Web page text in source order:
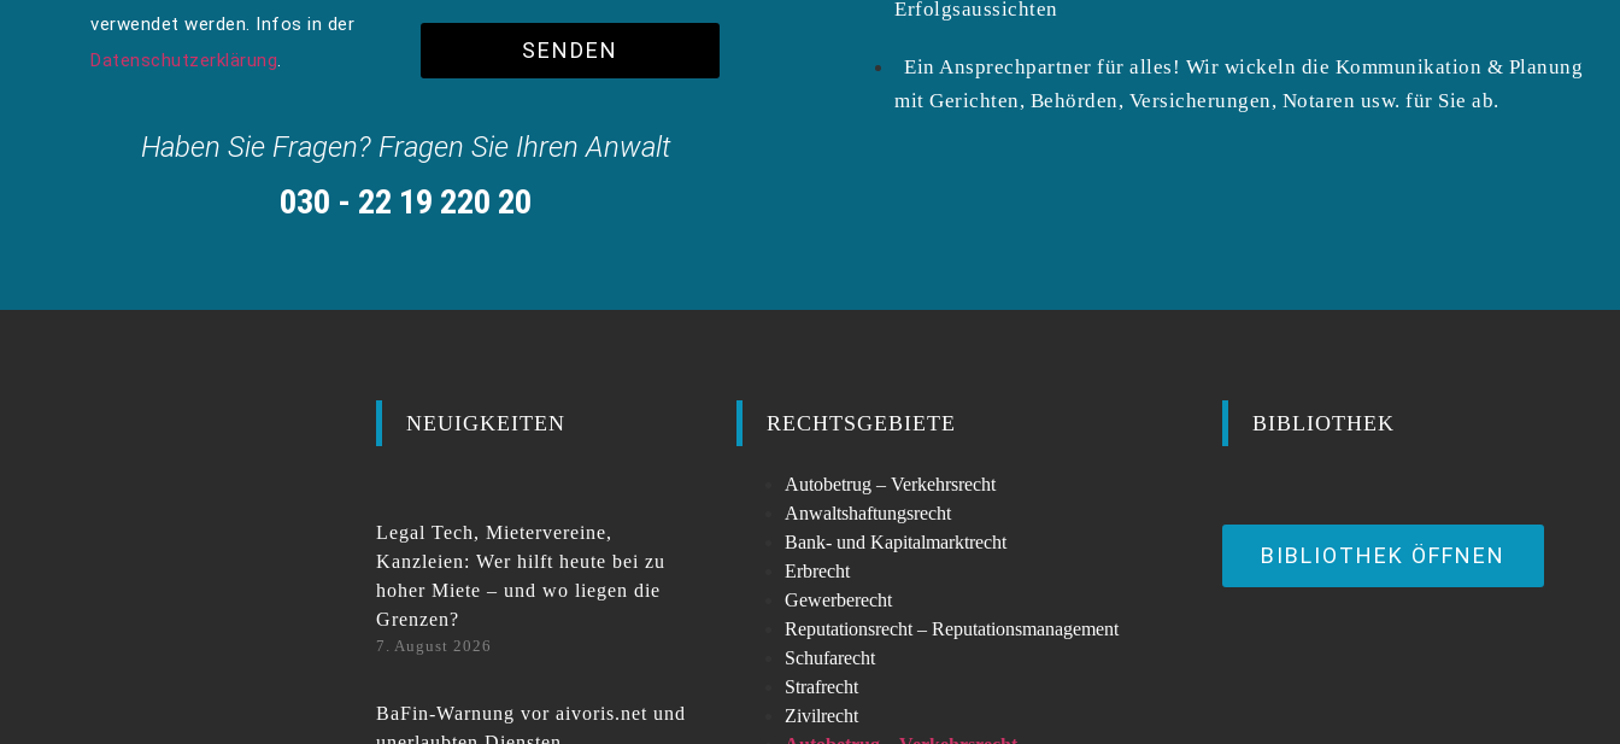
verwendet werden. Infos in der
Datenschutzerklärung. SENDEN
Haben Sie Fragen? Fragen Sie Ihren Anwalt
030 - 22 19 220 20
Erfolgsaussichten
Ein Ansprechpartner für alles! Wir wickeln die Kommunikation & Planung
mit Gerichten, Behörden, Versicherungen, Notaren usw. für Sie ab.
NEUIGKEITEN
Legal Tech, Mietervereine,
Kanzleien: Wer hilft heute bei zu
hoher Miete – und wo liegen die
Grenzen?
7. August 2026
BaFin-Warnung vor aivoris.net und
RECHTSGEBIETE
Autobetrug – Verkehrsrecht
Anwaltshaftungsrecht
Bank- und Kapitalmarktrecht
Erbrecht
Gewerberecht
Reputationsrecht – Reputationsmanagement
Schufarecht
Strafrecht
Zivilrecht
BIBLIOTHEK
BIBLIOTHEK ÖFFNEN